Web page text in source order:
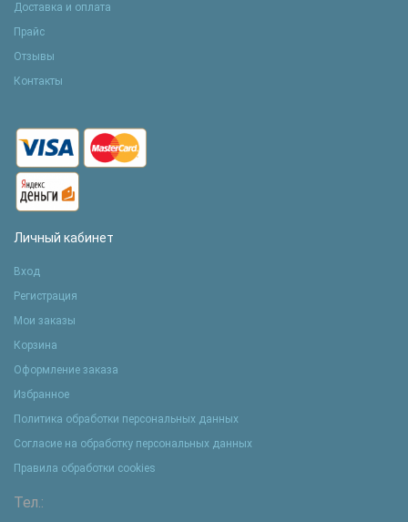
Доставка и оплата
Прайс
Отзывы
Контакты
Личный кабинет
Вход
Регистрация
Мои заказы
Корзина
Оформление заказа
Избранное
Политика обработки персональных данных
Согласие на обработку персональных данных
Правила обработки cookies
Тел.: